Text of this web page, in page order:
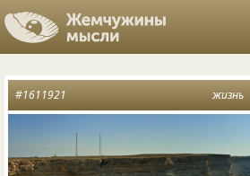
жизнь
#1611921